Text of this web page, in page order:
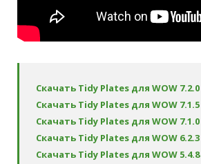
Скачать Tidy Plates для WOW 7.2.0
Скачать Tidy Plates для WOW 7.1.5
Скачать Tidy Plates для WOW 7.1.0
Скачать Tidy Plates для WOW 6.2.3
Скачать Tidy Plates для WOW 5.4.8